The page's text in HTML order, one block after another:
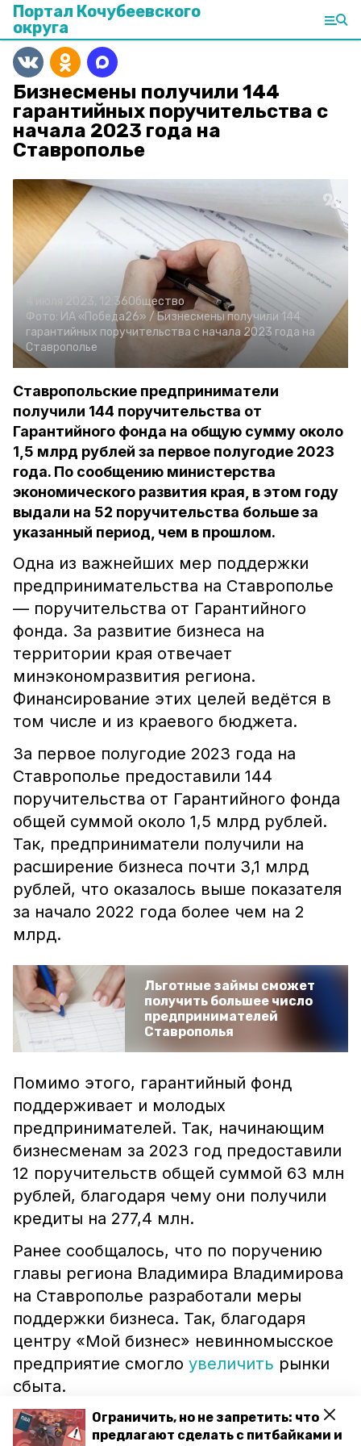
Ограничить, но не запретить: что
предлагают сделать с питбайками и
Портал Кочубеевского
округа
Бизнесмены получили 144
гарантийных поручительства с
начала 2023 года на
Ставрополье
4 июля 2023, 12:36Общество
Фото: ИА «Победа26» / Бизнесмены получили 144
гарантийных поручительства с начала 2023 года на
Ставрополье
Ставропольские предприниматели
получили 144 поручительства от
Гарантийного фонда на общую сумму около
1,5 млрд рублей за первое полугодие 2023
года. По сообщению министерства
экономического развития края, в этом году
выдали на 52 поручительства больше за
указанный период, чем в прошлом.
Одна из важнейших мер поддержки
предпринимательства на Ставрополье
— поручительства от Гарантийного
фонда. За развитие бизнеса на
территории края отвечает
минэкономразвития региона.
Финансирование этих целей ведётся в
том числе и из краевого бюджета.
За первое полугодие 2023 года на
Ставрополье предоставили 144
поручительства от Гарантийного фонда
общей суммой около 1,5 млрд рублей.
Так, предприниматели получили на
расширение бизнеса почти 3,1 млрд
рублей, что оказалось выше показателя
за начало 2022 года более чем на 2
млрд.
Льготные займы сможет
получить большее число
предпринимателей
Ставрополья
Помимо этого, гарантийный фонд
поддерживает и молодых
предпринимателей. Так, начинающим
бизнесменам за 2023 год предоставили
12 поручительств общей суммой 63 млн
рублей, благодаря чему они получили
кредиты на 277,4 млн.
Ранее сообщалось, что по поручению
главы региона Владимира Владимирова
на Ставрополье разработали меры
поддержки бизнеса. Так, благодаря
центру «Мой бизнес» невинномысское
предприятие смогло увеличить рынки
сбыта.
Читайте также: